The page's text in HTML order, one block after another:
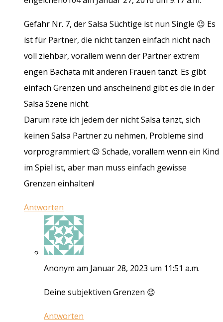
Gefahr Nr. 7, der Salsa Süchtige ist nun Single 😉 Es
ist für Partner, die nicht tanzen einfach nicht nach
voll ziehbar, vorallem wenn der Partner extrem
engen Bachata mit anderen Frauen tanzt. Es gibt
einfach Grenzen und anscheinend gibt es die in der
Salsa Szene nicht.
Darum rate ich jedem der nicht Salsa tanzt, sich
keinen Salsa Partner zu nehmen, Probleme sind
vorprogrammiert 😉 Schade, vorallem wenn ein Kind
im Spiel ist, aber man muss einfach gewisse
Grenzen einhalten!
Antworten
Anonym am Januar 28, 2023 um 11:51 a.m.
Deine subjektiven Grenzen 😉
Antworten